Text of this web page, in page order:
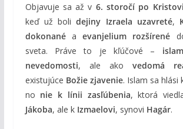
Objavuje sa až v 6. storočí po Kristovi
keď už bolidejiny Izraela uzavreté,
dokonanéaevanjelium rozšírené
sveta. Práve to je kľúčové –
nevedomosti, ale ako vedomá
existujúce Božie zjavenie. Islam sa hlási
no nie k línii zasľúbenia, ktorá
Jákoba, ale k Izmaelovi, synovi Hagár.